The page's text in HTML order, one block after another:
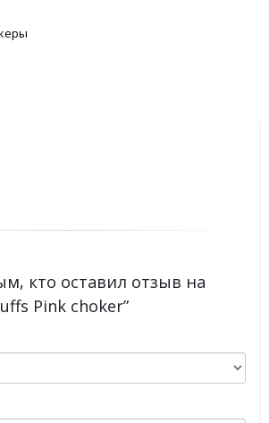
кто оставил отзыв на
Pink choker”